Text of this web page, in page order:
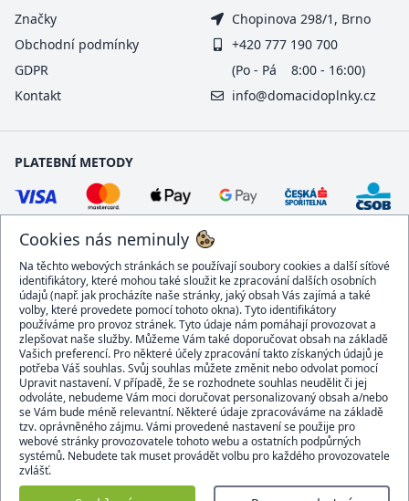
Cookies nás neminuly
Na těchto webových stránkách se používají soubory cookies a další síťové
identifikátory, které mohou také sloužit ke zpracování dalších osobních
údajů (např. jak procházíte naše stránky, jaký obsah Vás zajímá a také
volby, které provedete pomocí tohoto okna). Tyto identifikátory
používáme pro provoz stránek. Tyto údaje nám pomáhají provozovat a
zlepšovat naše služby. Můžeme Vám také doporučovat obsah na základě
Vašich preferencí. Pro některé účely zpracování takto získaných údajů je
potřeba Váš souhlas. Svůj souhlas můžete změnit nebo odvolat pomocí
Upravit nastavení. V případě, že se rozhodnete souhlas neudělit či jej
odvoláte, nebudeme Vám moci doručovat personalizovaný obsah a/nebo
se Vám bude méně relevantní. Některé údaje zpracováváme na základě
tzv. oprávněného zájmu. Vámi provedené nastavení se použije pro
webové stránky provozovatele tohoto webu a ostatních podpůrných
systémů. Nebudete tak muset provádět volbu pro každého provozovatele
zvlášť.
Značky
Obchodní podmínky
GDPR
Kontakt
Chopinova 298/1, Brno
+420 777 190 700
(Po - Pá 8:00 - 16:00)
info@domacidoplnky.cz
PLATEBNÍ METODY
DOPRAVCI
BEZPEČNÝ OBCHOD
Domacidoplnky.cz © 2007 - 2026